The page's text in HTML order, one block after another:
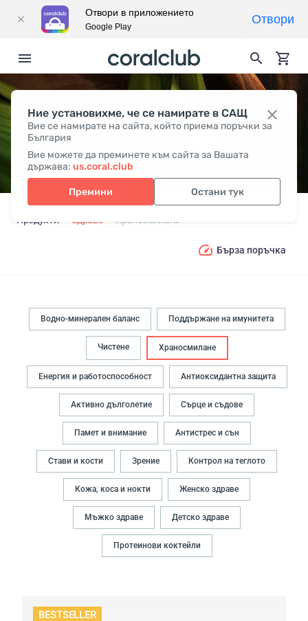
Ние установихме, че се намирате в САЩ
Вие се намирате на сайта, който приема поръчки за
България
Вие можете да преминете към сайта за Вашата
държава: us.coral.club
Премини Остани тук
ХРАНОСМИЛАНЕ
Продукти Здраве Храносмилане
Бърза поръчка
Водно-минерален баланс Поддържане на имунитета
Чистене Храносмилане
Енергия и работоспособност Антиоксидантна защита
Активно дълголетие Сърце и съдове
Памет и внимание Антистрес и сън
Стави и кости Зрение Контрол на теглото
Кожа, коса и нокти Женско здраве
Мъжко здраве Детско здраве
Протеинови коктейли
BESTSELLER
Отвори в приложението
Google Play
Отвори